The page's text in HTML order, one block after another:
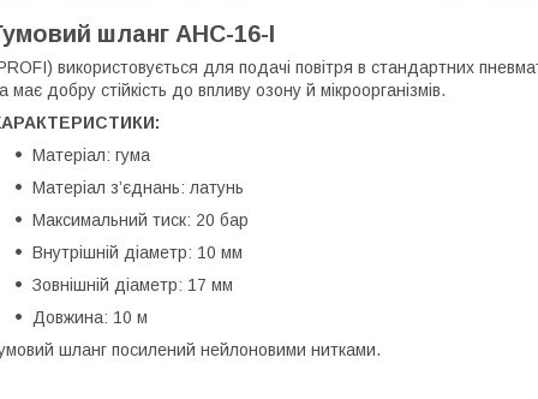
шланг AHC-16-I
використовується для подачі повітря в стандартних
має добру стійкість до впливу озону й мікроорганізмів.
Матеріал: гума
Матеріал з’єднань: латунь
Максимальний тиск: 20 бар
Внутрішній діаметр: 10 мм
Зовнішній діаметр: 17 мм
Довжина: 10 м
шланг посилений нейлоновими нитками.